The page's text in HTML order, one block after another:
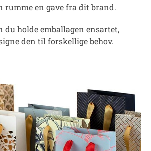
rumme en gave fra dit brand.
du holde emballagen ensartet,
den til forskellige behov.